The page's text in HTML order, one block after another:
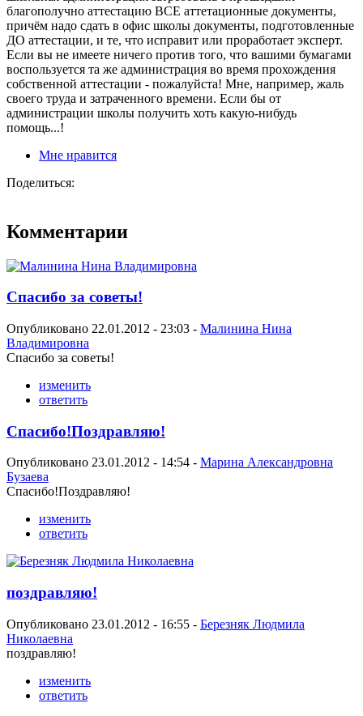
благополучно аттестацию ВСЕ аттетационные документы,
причём надо сдать в офис школы документы, подготовленные
ДО аттестации, и те, что исправит или проработает эксперт.
Если вы не имеете ничего против того, что вашими бумагами
воспользуется та же администрация во время прохождения
собственной аттестации - пожалуйста! Мне, например, жаль
своего труда и затраченного времени. Если бы от
администрации школы получить хоть какую-нибудь
помощь...!
Мне нравится
Поделиться:
Комментарии
Спасибо за советы!
Опубликовано 22.01.2012 - 23:03 - Малинина Нина
Владимировна
Спасибо за советы!
изменить
ответить
Спасибо!Поздравляю!
Опубликовано 23.01.2012 - 14:54 - Марина Александровна
Бузаева
Спасибо!Поздравляю!
изменить
ответить
поздравляю!
Опубликовано 23.01.2012 - 16:55 - Березняк Людмила
Николаевна
поздравляю!
изменить
ответить